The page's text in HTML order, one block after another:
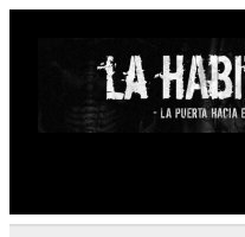
Saltar
Psychedelic, Stoner,